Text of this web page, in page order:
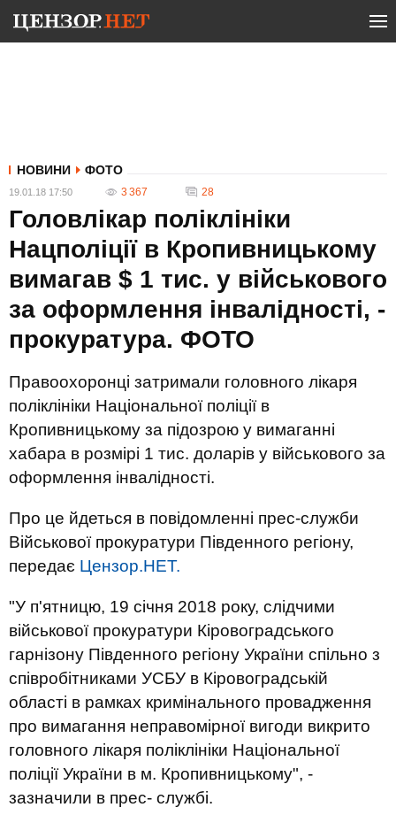
НОВИНИ ФОТО
19.01.18 17:50 3 367 28
Головлікар поліклініки
Нацполіції в Кропивницькому
вимагав $ 1 тис. у військового
за оформлення інвалідності, -
прокуратура. ФОТО
Правоохоронці затримали головного лікаря
поліклініки Національної поліції в
Кропивницькому за підозрою у вимаганні
хабара в розмірі 1 тис. доларів у військового за
оформлення інвалідності.
Про це йдеться в повідомленні прес-служби
Військової прокуратури Південного регіону,
передає Цензор.НЕТ.
"У п'ятницю, 19 січня 2018 року, слідчими
військової прокуратури Кіровоградського
гарнізону Південного регіону України спільно з
співробітниками УСБУ в Кіровоградській
області в рамках кримінального провадження
про вимагання неправомірної вигоди викрито
головного лікаря поліклініки Національної
поліції України в м. Кропивницькому", -
зазначили в прес- службі.